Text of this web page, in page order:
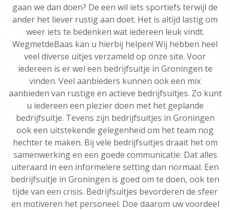
gaan we dan doen? De een wil iets sportiefs terwijl de
ander het liever rustig aan doet. Het is altijd lastig om
weer iets te bedenken wat iedereen leuk vindt.
WegmetdeBaas kan u hierbij helpen! Wij hebben heel
veel diverse uitjes verzameld op onze site. Voor
iedereen is er wel een bedrijfsuitje in Groningen te
vinden. Veel aanbieders kunnen ook een mix
aanbieden van rustige en actieve bedrijfsuitjes. Zo kunt
u iedereen een plezier doen met het geplande
bedrijfsuitje. Tevens zijn bedrijfsuitjes in Groningen
ook een uitstekende gelegenheid om het team nog
hechter te maken. Bij vele bedrijfsuitjes draait het om
samenwerking en een goede communicatie. Dat alles
uiteraard in een informelere setting dan normaal. Een
bedrijfsuitje in Groningen is goed om te doen, ook ten
tijde van een crisis. Bedrijfsuitjes bevorderen de sfeer
en motiveren het personeel. Doe daarom uw voordeel